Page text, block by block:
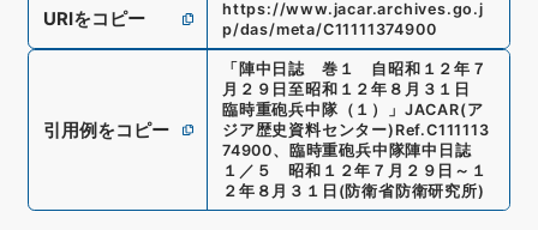
URIをコピー
https://www.jacar.archives.go.j
p/das/meta/C11111374900
引用例をコピー
「 陣中日誌 巻１ 自昭和１２年７
月２９日至昭和１２年８月３１日
臨時重砲兵中隊（１）
」 JACAR(ア
ジア歴史資料センター) Ref.C111113
74900、 臨時重砲兵中隊陣中日誌
１／５ 昭和１２年７月２９日～１
２年８月３１日 (防衛省防衛研究所)